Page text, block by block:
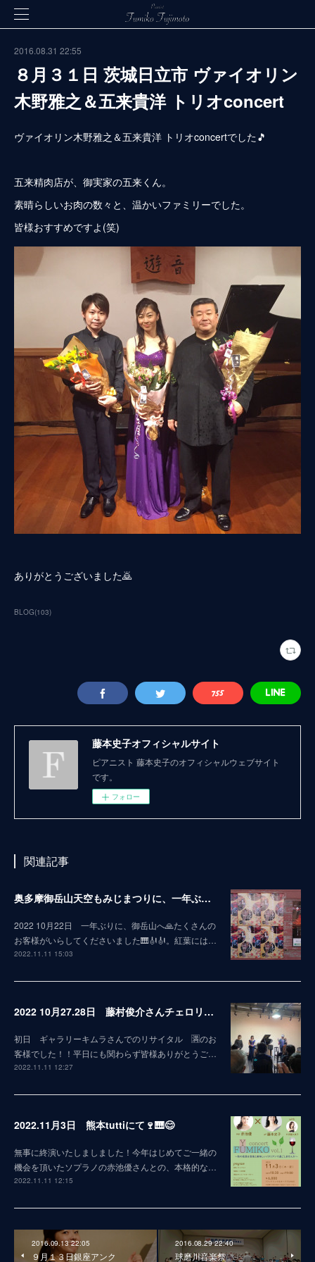
2016.08.31 22:55
８月３１日 茨城日立市 ヴァイオリン
木野雅之＆五来貴洋 トリオconcert
ヴァイオリン木野雅之＆五来貴洋 トリオconcertでした🎵
五来精肉店が、御実家の五来くん。
素晴らしいお肉の数々と、温かいファミリーでした。
皆様おすすめですよ(笑)
ありがとうございました🙇
BLOG(103)
藤本史子オフィシャルサイト
ピアニスト 藤本史子のオフィシャルウェブサイト
です。
フォロー
関連記事
奥多摩御岳山天空もみじまつりに、一年ぶりに〜お邪魔しましたぁ🤗
2022 10月22日 一年ぶりに、御岳山へ🙏たくさんの
お客様がいらしてくださいました🎹🎻🎻。紅葉には…
2022.11.11 15:03
2022 10月27.28日 藤村俊介さんチェロリサイタルin熊本 終演致しました！
初日 ギャラリーキムラさんでのリサイタル 🈵のお
客様でした！！平日にも関わらず皆様ありがとうご…
2022.11.11 12:27
2022.11月3日 熊本tuttiにて🍷🎹😊
無事に終演いたしましました！今年はじめてご一緒の
機会を頂いたソプラノの赤池優さんとの、本格的な…
2022.11.11 12:15
2016.09.13 22:05
９月１３日銀座アンク
2016.08.29 22:40
球磨川音楽祭